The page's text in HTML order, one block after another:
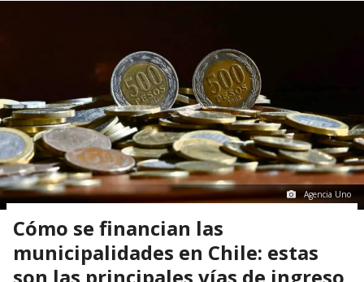
Agencia Uno
Cómo se financian las
municipalidades en Chile: estas
son las principales vías de ingreso